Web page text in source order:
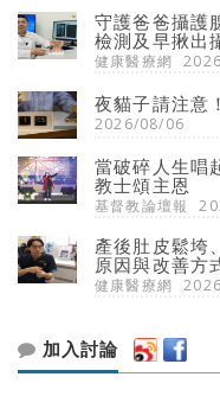
守護爸爸攝
檢測及早揪出
健康醫療網
夜貓子請注意
2026/08/06
當破碎人生唱
教士頌主恩
基督教論壇報
產後肚皮鬆垮
原因與改善方
健康醫療網
加入討論